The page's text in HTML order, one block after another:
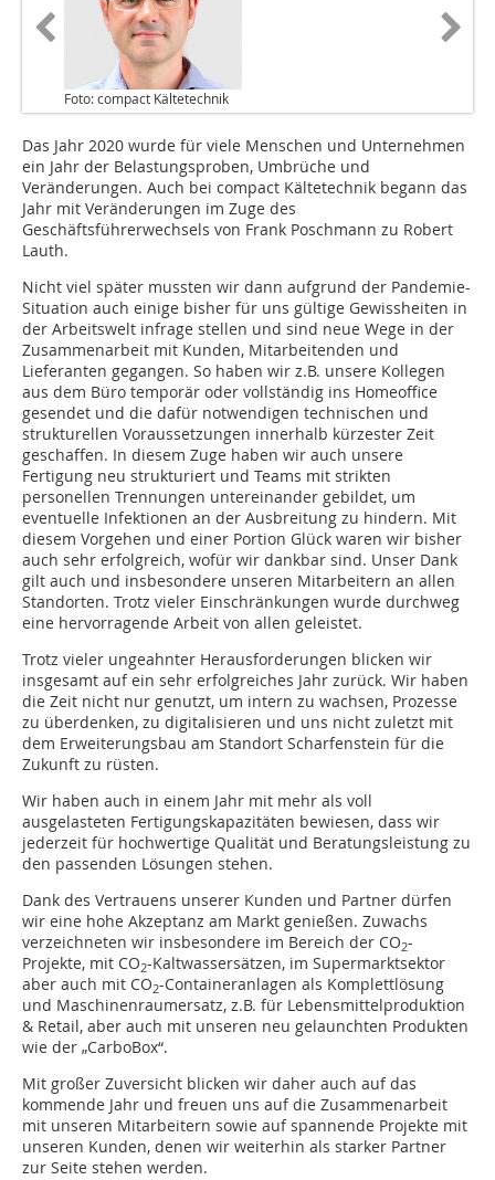
Foto: compact Kältetechnik
Das Jahr 2020 wurde für viele Menschen und Unternehmen
ein Jahr der Belastungsproben, Umbrüche und
Veränderungen. Auch bei compact Kältetechnik begann das
Jahr mit Veränderungen im Zuge des
Geschäftsführerwechsels von Frank Poschmann zu Robert
Lauth.
Nicht viel später mussten wir dann aufgrund der Pandemie-
Situation auch einige bisher für uns gültige Gewissheiten in
der Arbeitswelt infrage stellen und sind neue Wege in der
Zusammenarbeit mit Kunden, Mitarbeitenden und
Lieferanten gegangen. So haben wir z.B. unsere Kollegen
aus dem Büro temporär oder vollständig ins Homeoffice
gesendet und die dafür notwendigen technischen und
strukturellen Voraussetzungen innerhalb kürzester Zeit
geschaffen. In diesem Zuge haben wir auch unsere
Fertigung neu strukturiert und Teams mit strikten
personellen Trennungen untereinander gebildet, um
eventuelle Infektionen an der Ausbreitung zu hindern. Mit
diesem Vorgehen und einer Portion Glück waren wir bisher
auch sehr erfolgreich, wofür wir dankbar sind. Unser Dank
gilt auch und insbesondere unseren Mitarbeitern an allen
Standorten. Trotz vieler Einschränkungen wurde durchweg
eine hervorragende Arbeit von allen geleistet.
Trotz vieler ungeahnter Herausforderungen blicken wir
insgesamt auf ein sehr erfolgreiches Jahr zurück. Wir haben
die Zeit nicht nur genutzt, um intern zu wachsen, Prozesse
zu überdenken, zu digitalisieren und uns nicht zuletzt mit
dem Erweiterungsbau am Standort Scharfenstein für die
Zukunft zu rüsten.
Wir haben auch in einem Jahr mit mehr als voll
ausgelasteten Fertigungskapazitäten bewiesen, dass wir
jederzeit für hochwertige Qualität und Beratungsleistung zu
den passenden Lösungen stehen.
Dank des Vertrauens unserer Kunden und Partner dürfen
wir eine hohe Akzeptanz am Markt genießen. Zuwachs
verzeichneten wir insbesondere im Bereich der CO2-
Projekte, mit CO2-Kaltwassersätzen, im Supermarktsektor
aber auch mit CO2-Containeranlagen als Komplettlösung
und Maschinenraumersatz, z.B. für Lebensmittelproduktion
& Retail, aber auch mit unseren neu gelaunchten Produkten
wie der „CarboBox“.
Mit großer Zuversicht blicken wir daher auch auf das
kommende Jahr und freuen uns auf die Zusammenarbeit
mit unseren Mitarbeitern sowie auf spannende Projekte mit
unseren Kunden, denen wir weiterhin als starker Partner
zur Seite stehen werden.